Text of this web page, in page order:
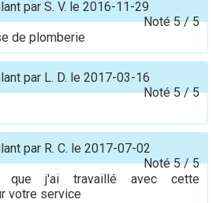
par S. V. le 2016-11-29
Noté5/5
de plomberie
par L. D. le 2017-03-16
Noté5/5
par R. C. le 2017-07-02
Noté5/5
que j'ai travaillé avec cette
votre service